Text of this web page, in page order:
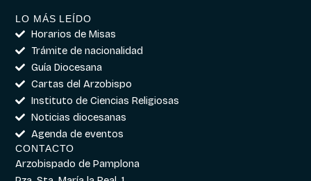
LO MÁS LEÍDO
Horarios de Misas
Trámite de nacionalidad
Guía Diocesana
Cartas del Arzobispo
Instituto de Ciencias Religiosas
Noticias diocesanas
Agenda de eventos
CONTACTO
Arzobispado de Pamplona